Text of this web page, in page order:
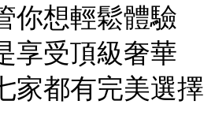
你想輕鬆體驗
享受頂級奢華
家都有完美選擇